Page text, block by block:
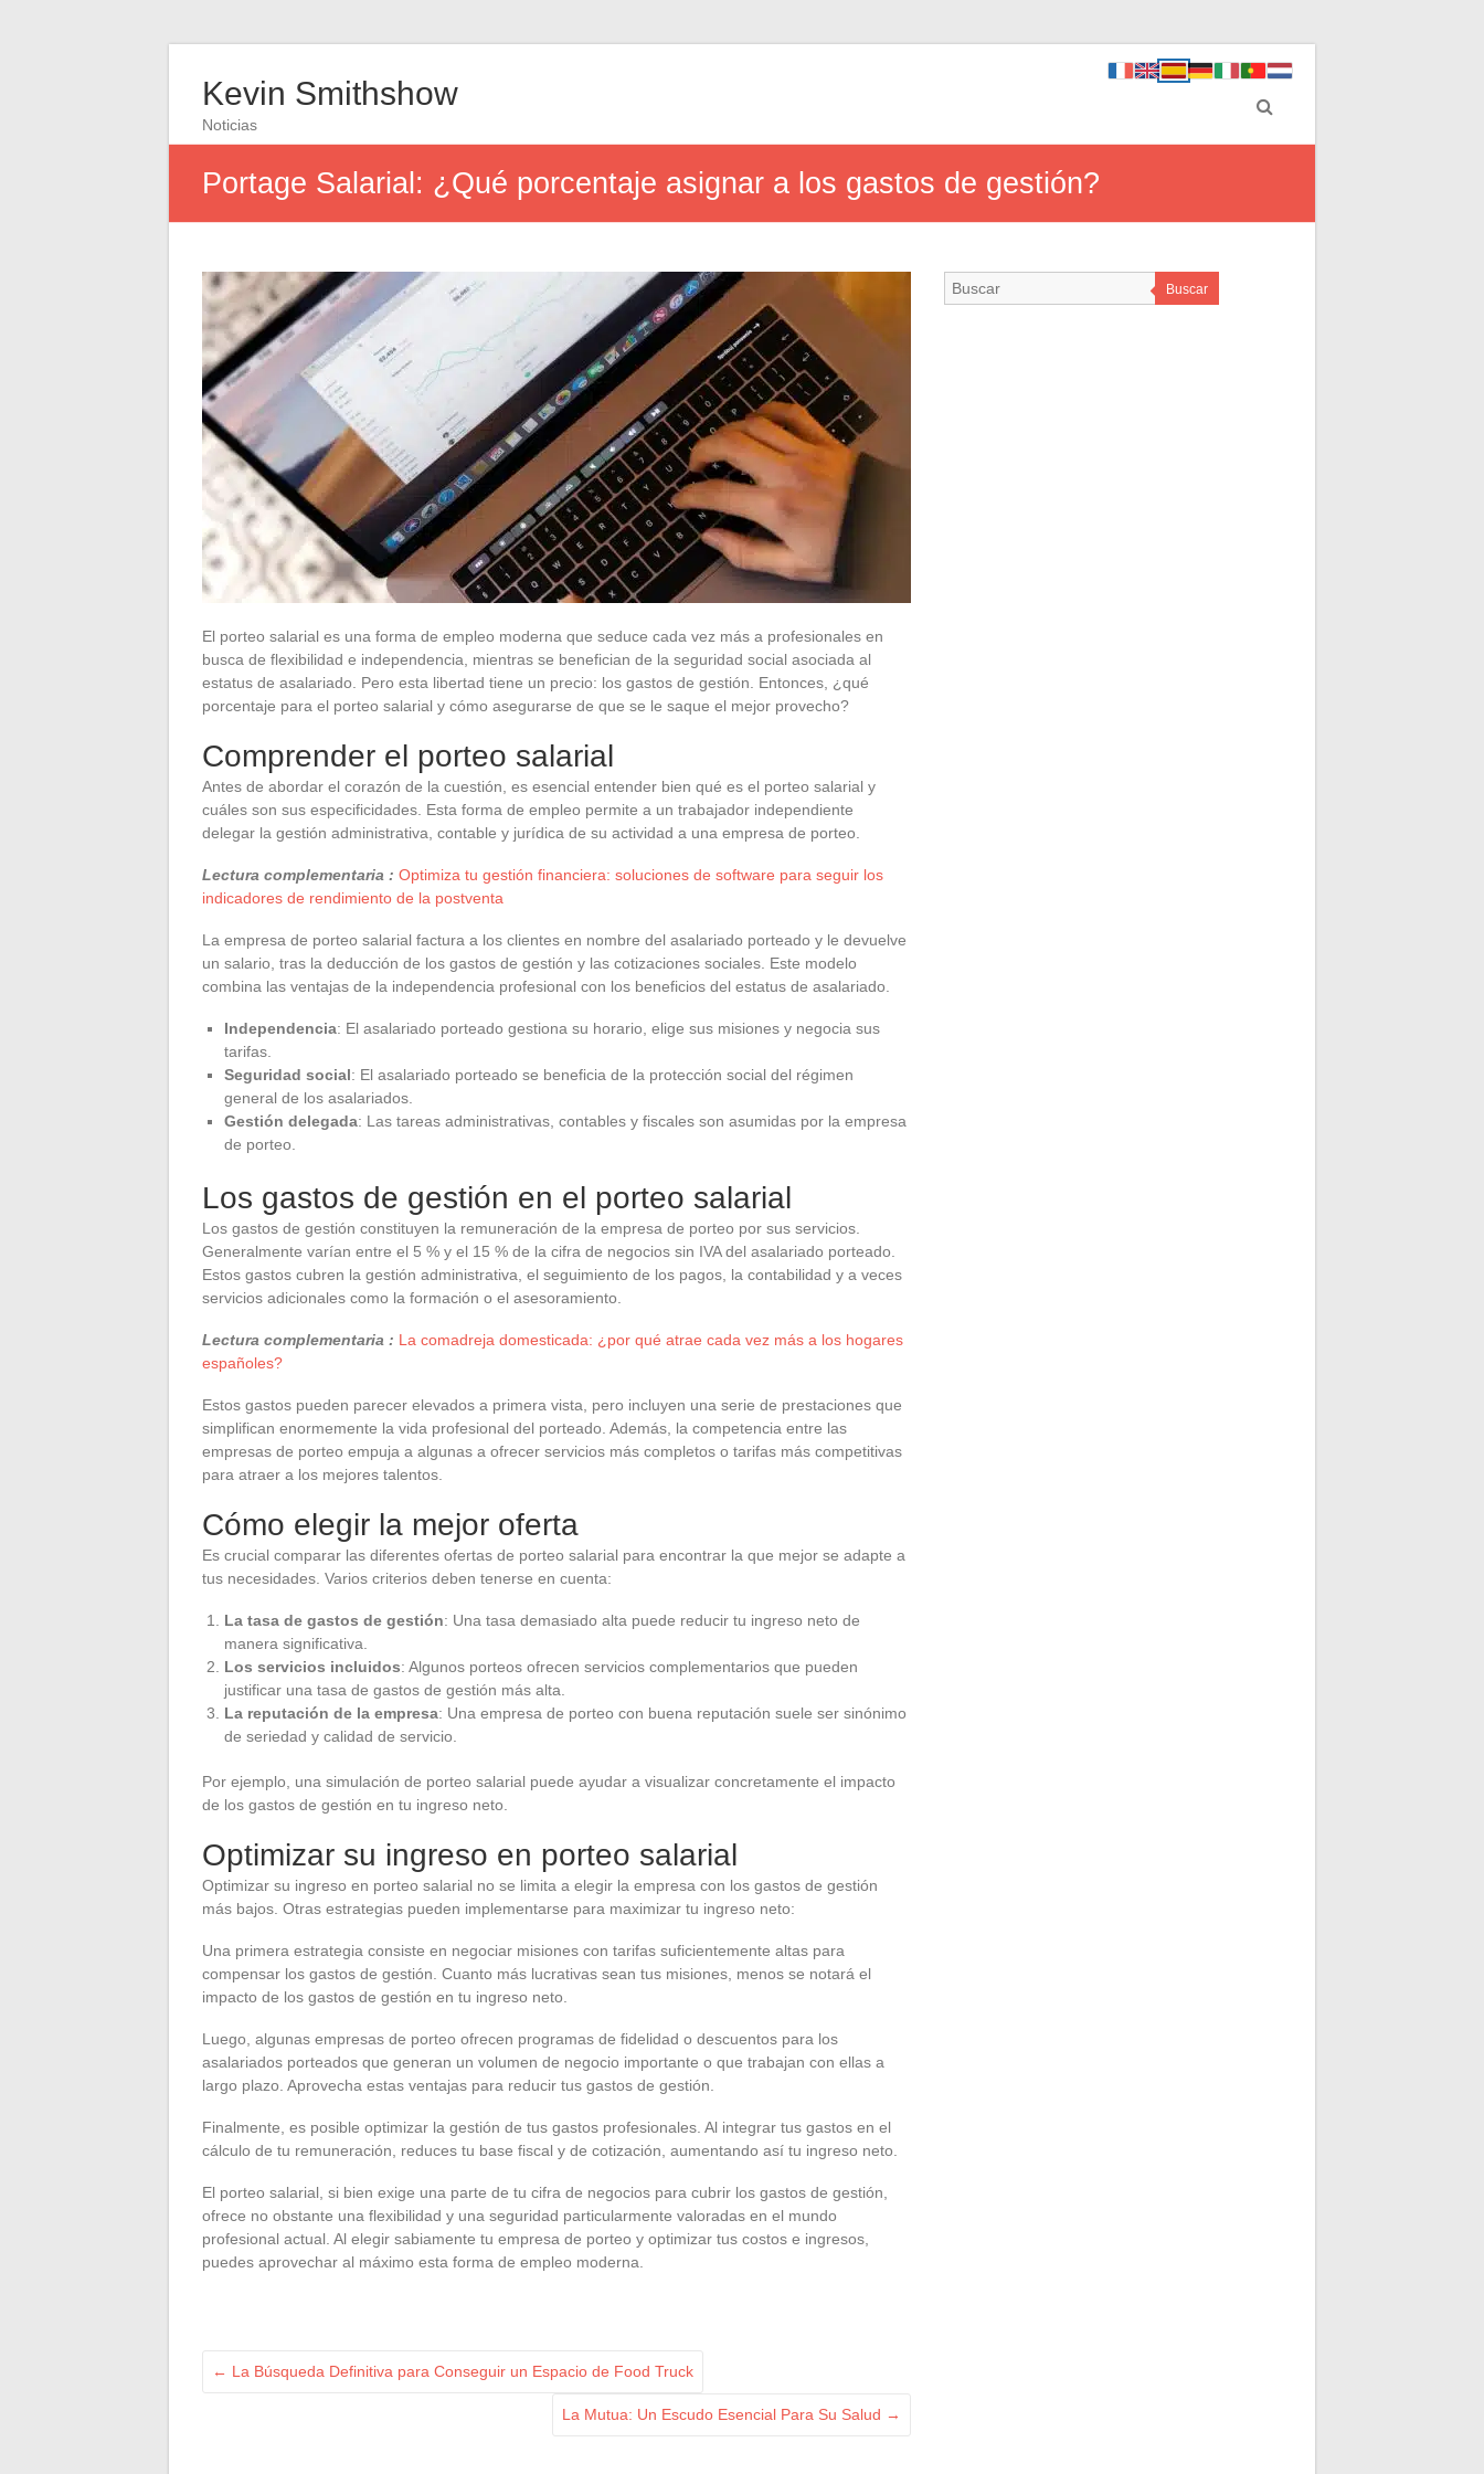
Kevin Smithshow
Noticias
Portage Salarial: ¿Qué porcentaje asignar a los gastos de gestión?
El porteo salarial es una forma de empleo moderna que seduce cada vez más a profesionales en
busca de flexibilidad e independencia, mientras se benefician de la seguridad social asociada al
estatus de asalariado. Pero esta libertad tiene un precio: los gastos de gestión. Entonces, ¿qué
porcentaje para el porteo salarial y cómo asegurarse de que se le saque el mejor provecho?
Comprender el porteo salarial
Antes de abordar el corazón de la cuestión, es esencial entender bien qué es el porteo salarial y
cuáles son sus especificidades. Esta forma de empleo permite a un trabajador independiente
delegar la gestión administrativa, contable y jurídica de su actividad a una empresa de porteo.
Lectura complementaria : Optimiza tu gestión financiera: soluciones de software para seguir los
indicadores de rendimiento de la postventa
La empresa de porteo salarial factura a los clientes en nombre del asalariado porteado y le devuelve
un salario, tras la deducción de los gastos de gestión y las cotizaciones sociales. Este modelo
combina las ventajas de la independencia profesional con los beneficios del estatus de asalariado.
Independencia: El asalariado porteado gestiona su horario, elige sus misiones y negocia sus
tarifas.
Seguridad social: El asalariado porteado se beneficia de la protección social del régimen
general de los asalariados.
Gestión delegada: Las tareas administrativas, contables y fiscales son asumidas por la empresa
de porteo.
Los gastos de gestión en el porteo salarial
Los gastos de gestión constituyen la remuneración de la empresa de porteo por sus servicios.
Generalmente varían entre el 5 % y el 15 % de la cifra de negocios sin IVA del asalariado porteado.
Estos gastos cubren la gestión administrativa, el seguimiento de los pagos, la contabilidad y a veces
servicios adicionales como la formación o el asesoramiento.
Lectura complementaria : La comadreja domesticada: ¿por qué atrae cada vez más a los hogares
españoles?
Estos gastos pueden parecer elevados a primera vista, pero incluyen una serie de prestaciones que
simplifican enormemente la vida profesional del porteado. Además, la competencia entre las
empresas de porteo empuja a algunas a ofrecer servicios más completos o tarifas más competitivas
para atraer a los mejores talentos.
Cómo elegir la mejor oferta
Es crucial comparar las diferentes ofertas de porteo salarial para encontrar la que mejor se adapte a
tus necesidades. Varios criterios deben tenerse en cuenta:
La tasa de gastos de gestión: Una tasa demasiado alta puede reducir tu ingreso neto de
manera significativa.
Los servicios incluidos: Algunos porteos ofrecen servicios complementarios que pueden
justificar una tasa de gastos de gestión más alta.
La reputación de la empresa: Una empresa de porteo con buena reputación suele ser sinónimo
de seriedad y calidad de servicio.
Por ejemplo, una simulación de porteo salarial puede ayudar a visualizar concretamente el impacto
de los gastos de gestión en tu ingreso neto.
Optimizar su ingreso en porteo salarial
Optimizar su ingreso en porteo salarial no se limita a elegir la empresa con los gastos de gestión
más bajos. Otras estrategias pueden implementarse para maximizar tu ingreso neto:
Una primera estrategia consiste en negociar misiones con tarifas suficientemente altas para
compensar los gastos de gestión. Cuanto más lucrativas sean tus misiones, menos se notará el
impacto de los gastos de gestión en tu ingreso neto.
Luego, algunas empresas de porteo ofrecen programas de fidelidad o descuentos para los
asalariados porteados que generan un volumen de negocio importante o que trabajan con ellas a
largo plazo. Aprovecha estas ventajas para reducir tus gastos de gestión.
Finalmente, es posible optimizar la gestión de tus gastos profesionales. Al integrar tus gastos en el
cálculo de tu remuneración, reduces tu base fiscal y de cotización, aumentando así tu ingreso neto.
El porteo salarial, si bien exige una parte de tu cifra de negocios para cubrir los gastos de gestión,
ofrece no obstante una flexibilidad y una seguridad particularmente valoradas en el mundo
profesional actual. Al elegir sabiamente tu empresa de porteo y optimizar tus costos e ingresos,
puedes aprovechar al máximo esta forma de empleo moderna.
← La Búsqueda Definitiva para Conseguir un Espacio de Food Truck
La Mutua: Un Escudo Esencial Para Su Salud →
Buscar